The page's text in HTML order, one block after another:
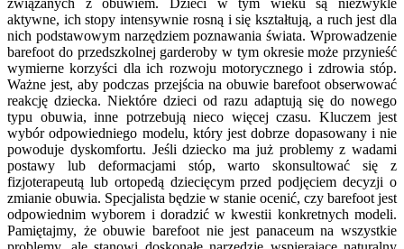
związanych z obuwiem. Dzieci w tym wieku są niezwykle
aktywne, ich stopy intensywnie rosną i się kształtują, a ruch jest dla
nich podstawowym narzędziem poznawania świata. Wprowadzenie
barefoot do przedszkolnej garderoby w tym okresie może przynieść
wymierne korzyści dla ich rozwoju motorycznego i zdrowia stóp.
Ważne jest, aby podczas przejścia na obuwie barefoot obserwować
reakcję dziecka. Niektóre dzieci od razu adaptują się do nowego
typu obuwia, inne potrzebują nieco więcej czasu. Kluczem jest
wybór odpowiedniego modelu, który jest dobrze dopasowany i nie
powoduje dyskomfortu. Jeśli dziecko ma już problemy z wadami
postawy lub deformacjami stóp, warto skonsultować się z
fizjoterapeutą lub ortopedą dziecięcym przed podjęciem decyzji o
zmianie obuwia. Specjalista będzie w stanie ocenić, czy barefoot jest
odpowiednim wyborem i doradzić w kwestii konkretnych modeli.
Pamiętajmy, że obuwie barefoot nie jest panaceum na wszystkie